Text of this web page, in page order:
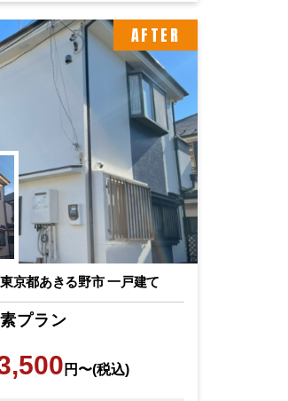
AFTER
東京都あきる野市 一戸建て
プラン
円〜(税込)